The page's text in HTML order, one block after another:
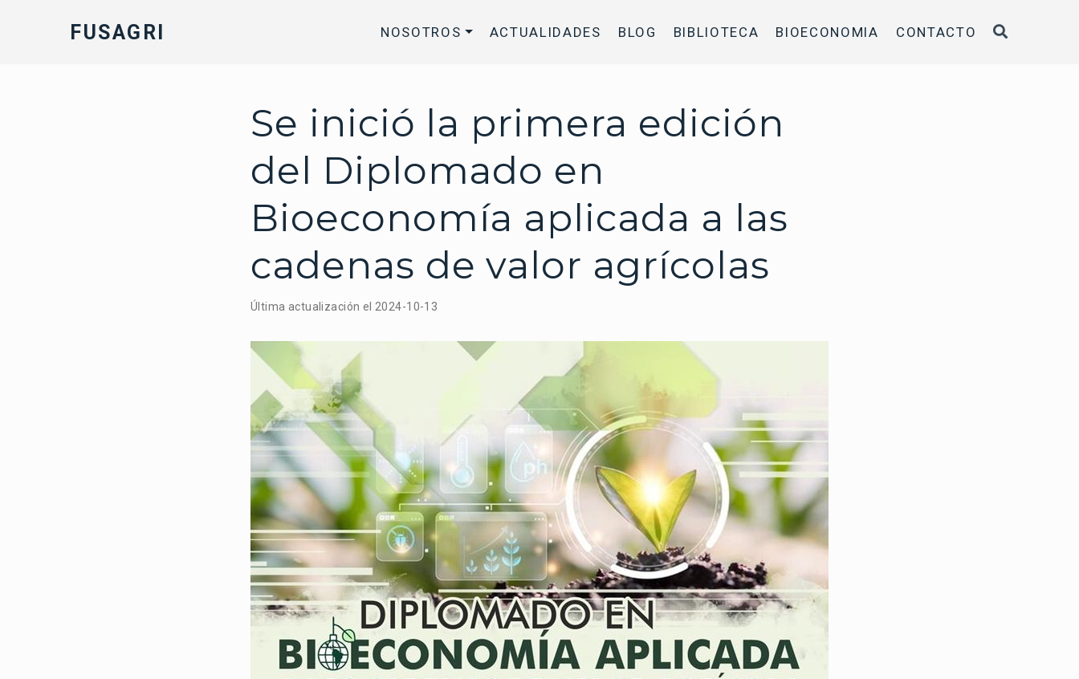
FUSAGRI NOSOTROS ACTUALIDADES BLOG BIBLIOTECA BIOECONOMIA CONTACTO
Se inició la primera edición
del Diplomado en
Bioeconomía aplicada a las
cadenas de valor agrícolas
Última actualización el 2024-10-13